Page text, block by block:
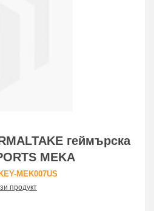
геймърска
MEKA
MEK007US
продукт